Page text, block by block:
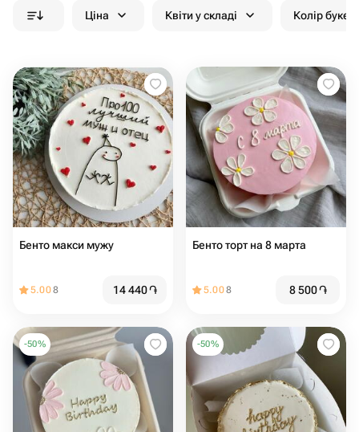
Ціна Квіти у складі Колір
Бенто макси мужу
5.008 14 440֏
Бенто торт на 8 марта
5.008 8 500֏
-50% -50%